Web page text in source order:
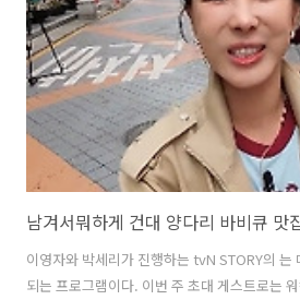
이영자와 박세리가 진행하는 tvN STORY의 는
되는 프로그램이다. 이번 주 초대 게스트로는